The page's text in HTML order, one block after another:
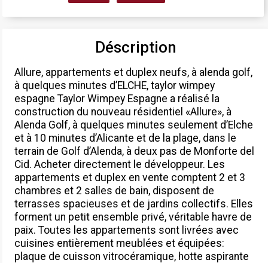
Déscription
Allure, appartements et duplex neufs, à alenda golf,
à quelques minutes d’ELCHE, taylor wimpey
espagne Taylor Wimpey Espagne a réalisé la
construction du nouveau résidentiel «Allure», à
Alenda Golf, à quelques minutes seulement d’Elche
et à 10 minutes d’Alicante et de la plage, dans le
terrain de Golf d’Alenda, à deux pas de Monforte del
Cid. Acheter directement le développeur. Les
appartements et duplex en vente comptent 2 et 3
chambres et 2 salles de bain, disposent de
terrasses spacieuses et de jardins collectifs. Elles
forment un petit ensemble privé, véritable havre de
paix. Toutes les appartements sont livrées avec
cuisines entièrement meublées et équipées:
plaque de cuisson vitrocéramique, hotte aspirante